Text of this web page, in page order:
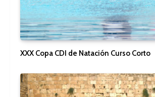
XXX Copa CDI de Natación Curso Corto